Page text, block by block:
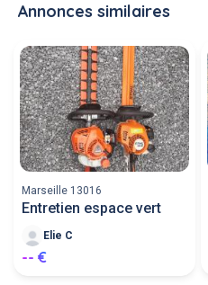
Annonces similaires
Marseille 13016
Entretien espace vert
Elie C
-- €